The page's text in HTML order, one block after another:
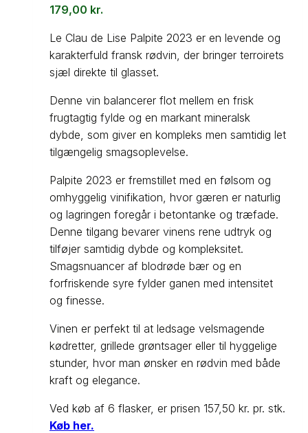
179,00 kr.
Le Clau de Lise Palpite 2023 er en levende og
karakterfuld fransk rødvin, der bringer terroirets
sjæl direkte til glasset.
Denne vin balancerer flot mellem en frisk
frugtagtig fylde og en markant mineralsk
dybde, som giver en kompleks men samtidig let
tilgængelig smagsoplevelse.
Palpite 2023 er fremstillet med en følsom og
omhyggelig vinifikation, hvor gæren er naturlig
og lagringen foregår i betontanke og træfade.
Denne tilgang bevarer vinens rene udtryk og
tilføjer samtidig dybde og kompleksitet.
Smagsnuancer af blodrøde bær og en
forfriskende syre fylder ganen med intensitet
og finesse.
Vinen er perfekt til at ledsage velsmagende
kødretter, grillede grøntsager eller til hyggelige
stunder, hvor man ønsker en rødvin med både
kraft og elegance.
Ved køb af 6 flasker, er prisen 157,50 kr. pr. stk.
Køb her.